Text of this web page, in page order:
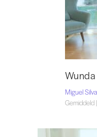
Miguel Silva
Gemiddeld